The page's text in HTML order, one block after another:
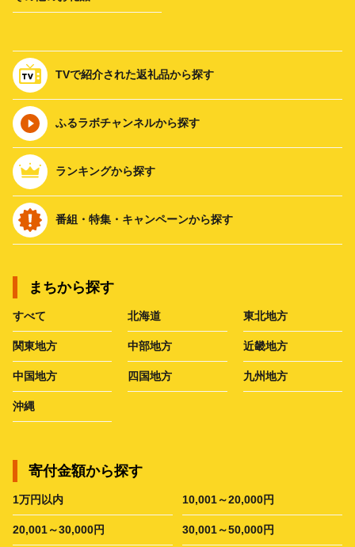
TVで紹介された返礼品から探す
ふるラボチャンネルから探す
ランキングから探す
番組・特集・キャンペーンから探す
まちから探す
すべて 北海道 東北地方
関東地方 中部地方 近畿地方
中国地方 四国地方 九州地方
沖縄
寄付金額から探す
1万円以内 10,001～20,000円
20,001～30,000円 30,001～50,000円